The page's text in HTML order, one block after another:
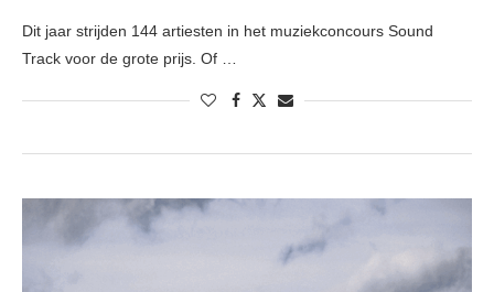
Dit jaar strijden 144 artiesten in het muziekconcours Sound
Track voor de grote prijs. Of …